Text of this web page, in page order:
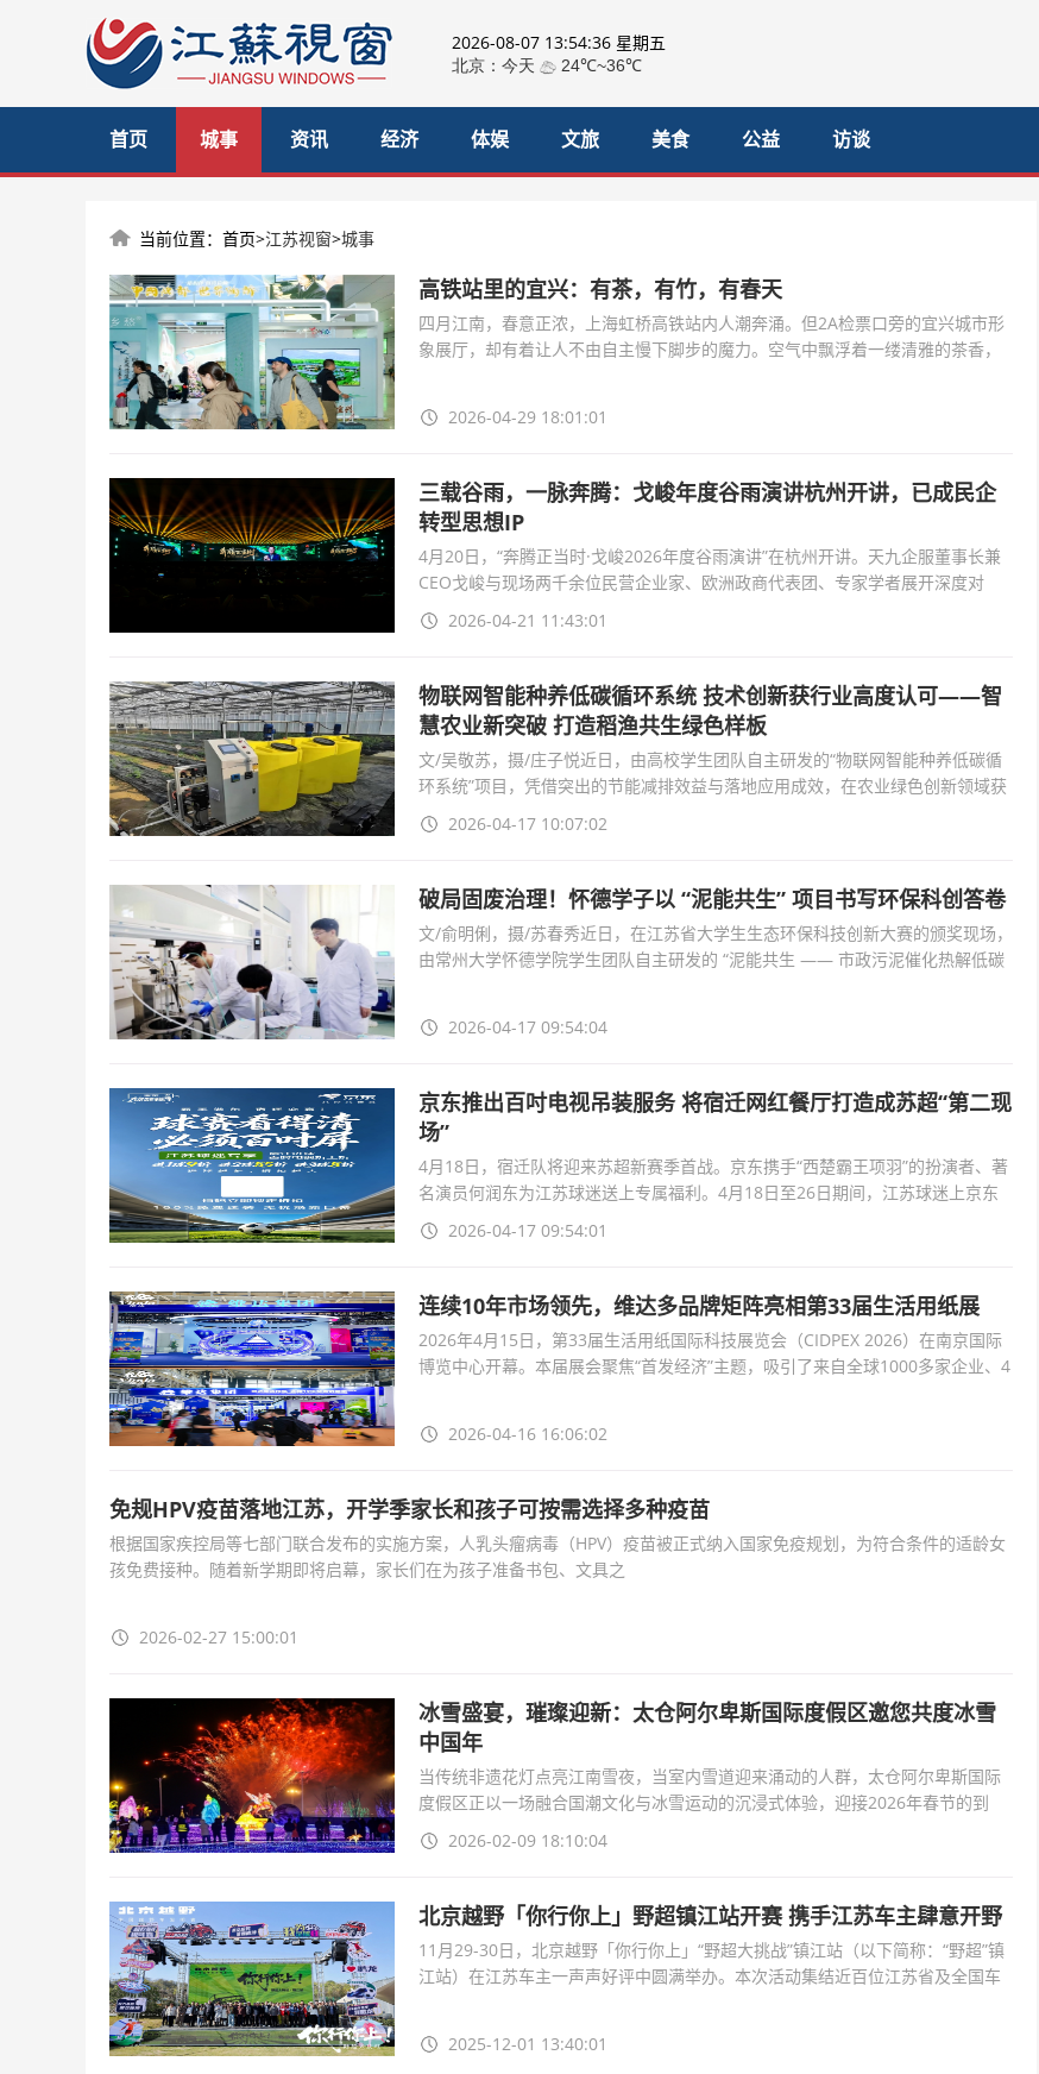
2026-08-07 13:54:37 星期五
首页 城事 资讯 经济 体娱 文旅 美食 公益 访谈
当前位置：首页>江苏视窗>城事
高铁站里的宜兴：有茶，有竹，有春天
四月江南，春意正浓，上海虹桥高铁站内人潮奔涌。但2A检票口旁的宜兴城市形
象展厅，却有着让人不由自主慢下脚步的魔力。空气中飘浮着一缕清雅的茶香，
2026-04-29 18:01:01
三载谷雨，一脉奔腾：戈峻年度谷雨演讲杭州开讲，已成民企
转型思想IP
4月20日，“奔腾正当时·戈峻2026年度谷雨演讲”在杭州开讲。天九企服董事长兼
CEO戈峻与现场两千余位民营企业家、欧洲政商代表团、专家学者展开深度对
话，共同探寻新时代民营企
2026-04-21 11:43:01
物联网智能种养低碳循环系统 技术创新获行业高度认可——智
慧农业新突破 打造稻渔共生绿色样板
文/吴敬苏，摄/庄子悦近日，由高校学生团队自主研发的“物联网智能种养低碳循
环系统”项目，凭借突出的节能减排效益与落地应用成效，在农业绿色创新领域获
得广泛关注与高度认可。该
2026-04-17 10:07:02
破局固废治理！怀德学子以 “泥能共生” 项目书写环保科创答卷
文/俞明俐，摄/苏春秀近日，在江苏省大学生生态环保科技创新大赛的颁奖现场，
由常州大学怀德学院学生团队自主研发的 “泥能共生 —— 市政污泥催化热解低碳
2026-04-17 09:54:04
京东推出百吋电视吊装服务 将宿迁网红餐厅打造成苏超“第二现
场”
4月18日，宿迁队将迎来苏超新赛季首战。京东携手“西楚霸王项羽”的扮演者、著
名演员何润东为江苏球迷送上专属福利。4月18日至26日期间，江苏球迷上京东
APP搜索“大屏观赛焕新
2026-04-17 09:54:01
连续10年市场领先，维达多品牌矩阵亮相第33届生活用纸展
2026年4月15日，第33届生活用纸国际科技展览会（CIDPEX 2026）在南京国际
博览中心开幕。本届展会聚焦“首发经济”主题，吸引了来自全球1000多家企业、4
2026-04-16 16:06:02
免规HPV疫苗落地江苏，开学季家长和孩子可按需选择多种疫苗
根据国家疾控局等七部门联合发布的实施方案，人乳头瘤病毒（HPV）疫苗被正式纳入国家免疫规划，为符合条件的适龄女
孩免费接种。随着新学期即将启幕，家长们在为孩子准备书包、文具之
2026-02-27 15:00:01
冰雪盛宴，璀璨迎新：太仓阿尔卑斯国际度假区邀您共度冰雪
中国年
当传统非遗花灯点亮江南雪夜，当室内雪道迎来涌动的人群，太仓阿尔卑斯国际
度假区正以一场融合国潮文化与冰雪运动的沉浸式体验，迎接2026年春节的到
来。这里不仅是冰雪欢乐的汇聚
2026-02-09 18:10:04
北京越野「你行你上」野超镇江站开赛 携手江苏车主肆意开野
11月29-30日，北京越野「你行你上」“野超大挑战”镇江站（以下简称：“野超”镇
江站）在江苏车主一声声好评中圆满举办。本次活动集结近百位江苏省及全国车
2025-12-01 13:40:01